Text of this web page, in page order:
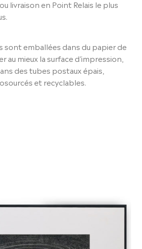
livraison en Point Relais le plus
sont emballées dans du papier de
au mieux la surface d’impression,
des tubes postaux épais,
et recyclables.